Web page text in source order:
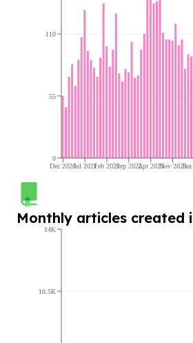
Dec 2020Jul 2021Feb 2022Sep 2022Apr 2023Nov 2023Jun
0
55
110
Monthly articles created
10.5K
14K